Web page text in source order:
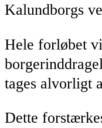
Kalundborgs
Hele forløbet
tages alvorligt
Dette